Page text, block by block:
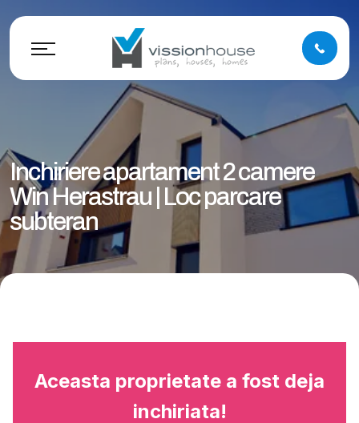
Inchiriere apartament 2 camere
Win Herastrau | Loc parcare
subteran
Aceasta proprietate a fost deja
inchiriata!